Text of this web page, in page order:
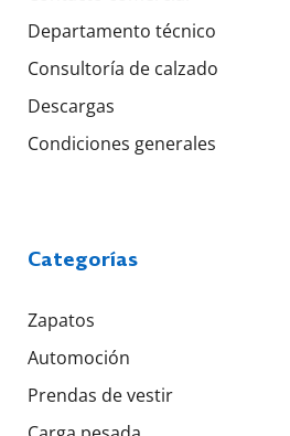
Departamento técnico
Consultoría de calzado
Descargas
Condiciones generales
Categorías
Zapatos
Automoción
Prendas de vestir